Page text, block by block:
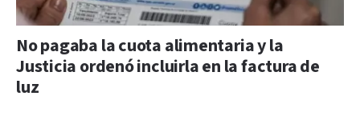
No pagaba la cuota alimentaria y la
Justicia ordenó incluirla en la factura de
luz